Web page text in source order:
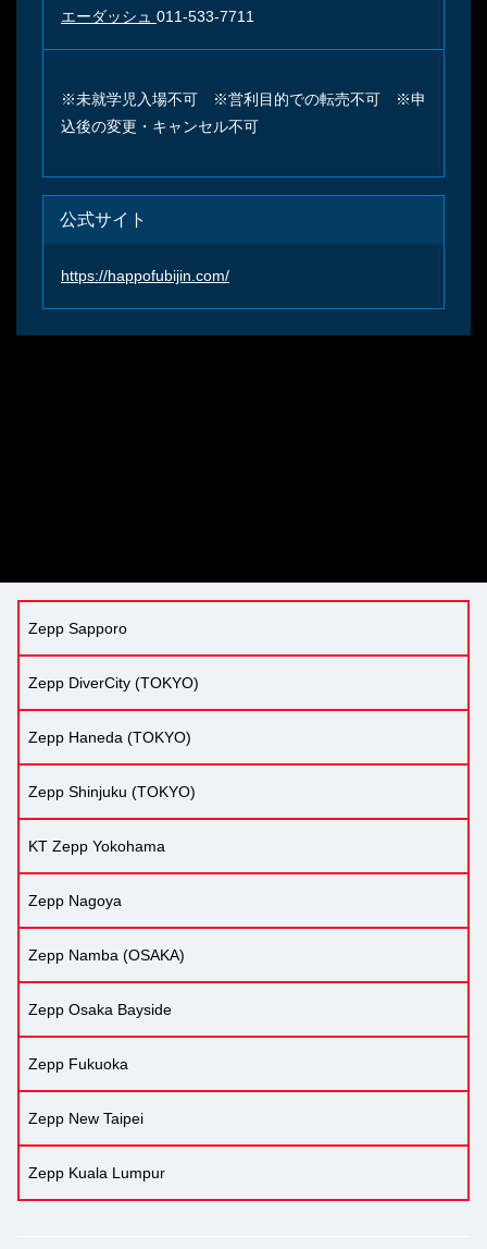
エーダッシュ 011-533-7711
※未就学児入場不可 ※営利目的での転売不可 ※申
込後の変更・キャンセル不可
公式サイト
https://happofubijin.com/
Zepp Sapporo
Zepp DiverCity (TOKYO)
Zepp Haneda (TOKYO)
Zepp Shinjuku (TOKYO)
KT Zepp Yokohama
Zepp Nagoya
Zepp Namba (OSAKA)
Zepp Osaka Bayside
Zepp Fukuoka
Zepp New Taipei
Zepp Kuala Lumpur